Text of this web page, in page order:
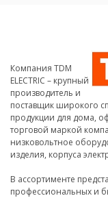
Компания TDM
ELECTRIC – крупный
производитель и
поставщик широкого
продукции для дома,
торговой маркой
низковольтное
изделия, корпуса
В ассортименте
профессиональных и